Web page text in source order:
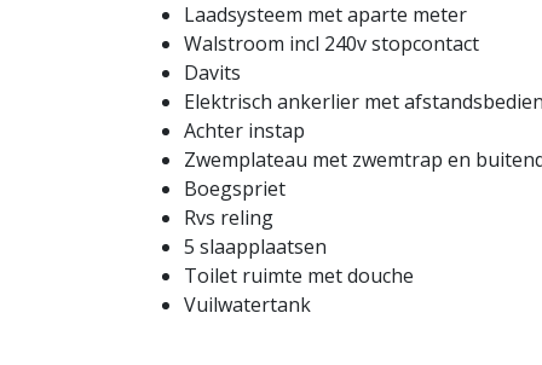
Laadsysteem met aparte meter
Walstroom incl 240v stopcontact
Davits
Elektrisch ankerlier met
Achter instap
Zwemplateau met zwemtrap en
Boegspriet
Rvs reling
5 slaapplaatsen
Toilet ruimte met douche
Vuilwatertank